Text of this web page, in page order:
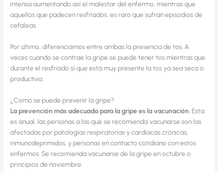
intensa aumentando así el malestar del enfermo, mientras que
aquellos que padecen resfriados, es raro que sufran episodios de
cefaleas.
Por último, diferenciamos entre ambas la presencia de tos. A
veces cuando se contrae la gripe se puede tener tos mientras que
durante el resfriado sí que está muy presente la tos ya sea seca o
productiva.
¿Como se puede prevenir la gripe?
La prevención más adecuada para la gripe es la vacunación. Esta
es anual, las personas a las que se recomienda vacunarse son las
afectadas por patologías respiratorias y cardíacas crónicas,
inmunodeprimidos, y personas en contacto cotidiano con estos
enfermos. Se recomienda vacunarse de la gripe en octubre o
principios de noviembre.